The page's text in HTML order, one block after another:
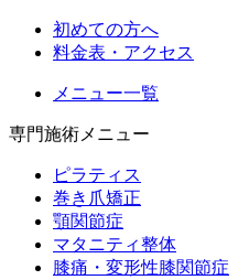
初めての方へ
料金表・アクセス
メニュー一覧
専門施術メニュー
ピラティス
巻き爪矯正
顎関節症
マタニティ整体
膝痛・変形性膝関節症